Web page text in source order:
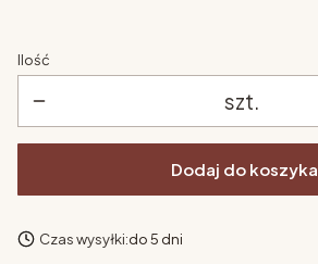
Ilość
szt.
Dodaj do koszyka
Czas wysyłki:do 5 dni